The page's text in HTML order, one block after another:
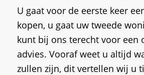
U gaat voor de eerste keer
kopen, u gaat uw tweede
kunt bij ons terecht voor een
advies. Vooraf weet u altijd
zullen zijn, dit vertellen wij u